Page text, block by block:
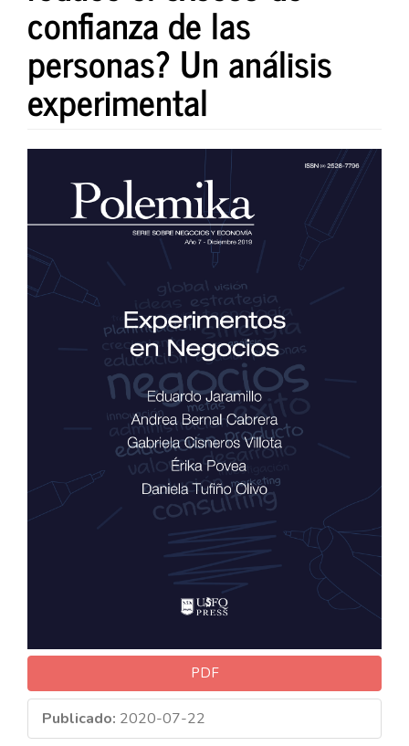
confianza de las
personas? Un análisis
experimental
Barra
lateral
del
artículo
PDF
Publicado: 2020-07-22